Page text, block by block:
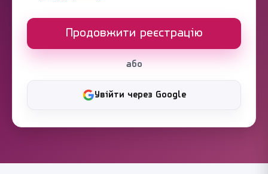
Продовжити реєстрацію
або
Увійти через Google